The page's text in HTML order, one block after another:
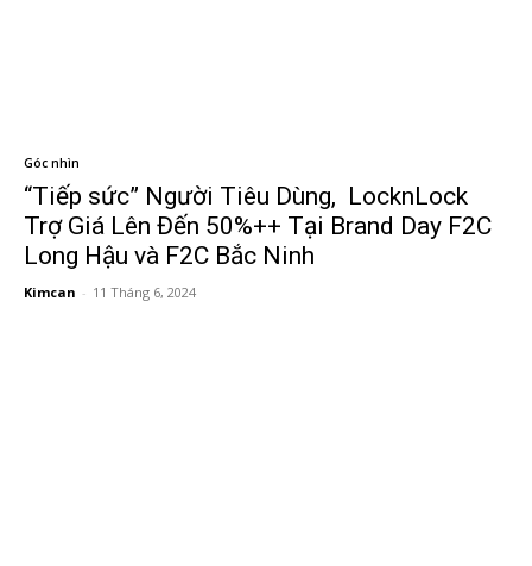
Góc nhìn
“Tiếp sức” Người Tiêu Dùng, LocknLock
Trợ Giá Lên Đến 50%++ Tại Brand Day F2C
Long Hậu và F2C Bắc Ninh
Kimcan - 11 Tháng 6, 2024